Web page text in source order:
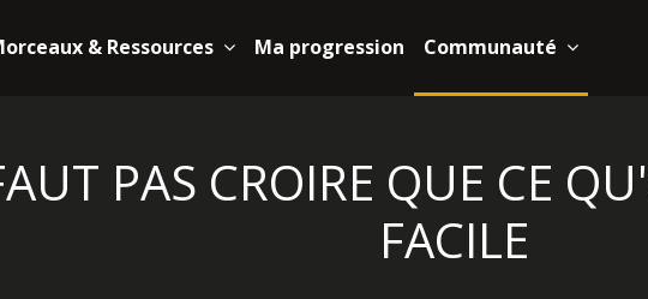
& Ressources Ma progression Communauté
PAS CROIRE QUE CE
FACILE